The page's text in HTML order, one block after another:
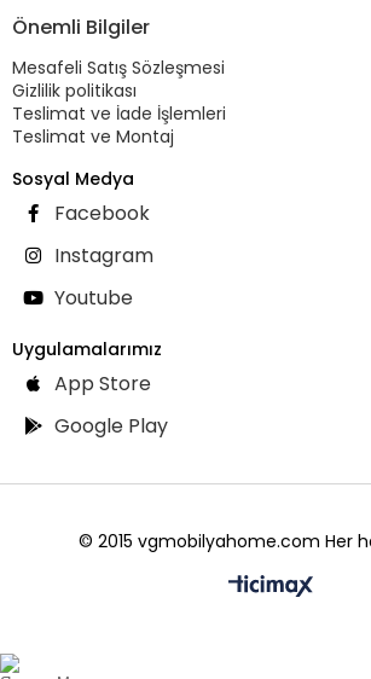
Önemli Bilgiler
Mesafeli Satış Sözleşmesi
Gizlilik politikası
Teslimat ve İade İşlemleri
Teslimat ve Montaj
Sosyal Medya
Facebook
Instagram
Youtube
Uygulamalarımız
App Store
Google Play
© 2015 vgmobilyahome.com Her